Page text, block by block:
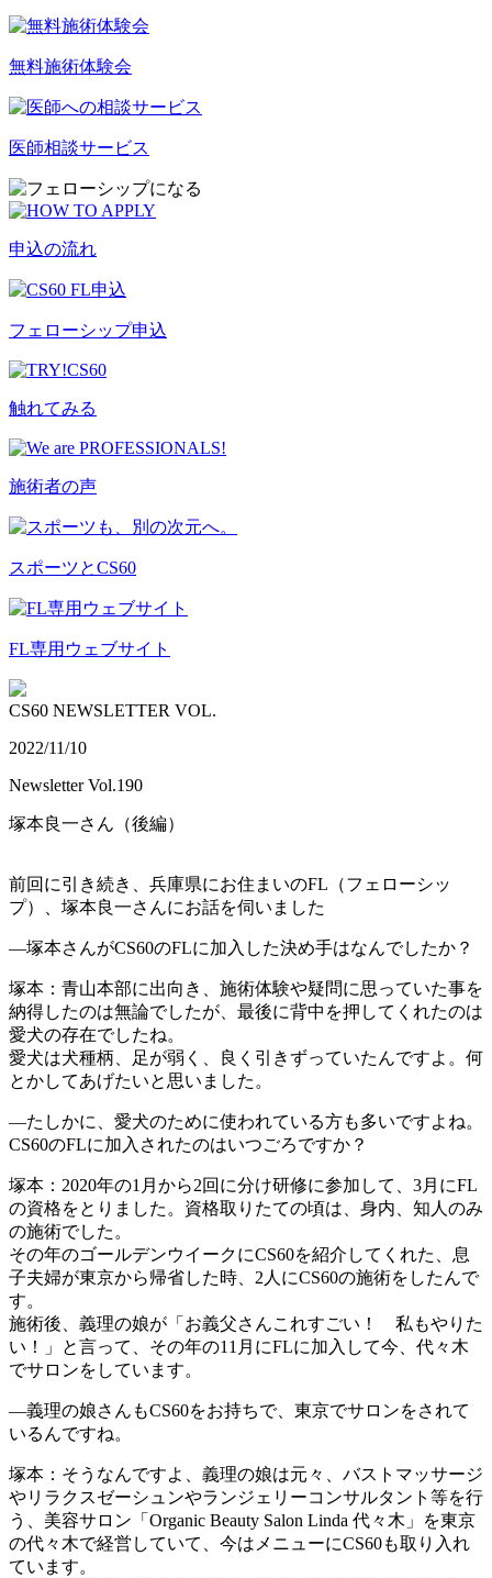
無料施術体験会
医師相談サービス
申込の流れ
フェローシップ申込
触れてみる
施術者の声
スポーツとCS60
FL専用ウェブサイト
CS60 NEWSLETTER VOL.
2022/11/10
Newsletter Vol.190
塚本良一さん（後編）
前回に引き続き、兵庫県にお住まいのFL（フェローシッ
プ）、塚本良一さんにお話を伺いました
―塚本さんがCS60のFLに加入した決め手はなんでしたか？
塚本：青山本部に出向き、施術体験や疑問に思っていた事を
納得したのは無論でしたが、最後に背中を押してくれたのは
愛犬の存在でしたね。
愛犬は犬種柄、足が弱く、良く引きずっていたんですよ。何
とかしてあげたいと思いました。
―たしかに、愛犬のために使われている方も多いですよね。
CS60のFLに加入されたのはいつごろですか？
塚本：2020年の1月から2回に分け研修に参加して、3月にFL
の資格をとりました。資格取りたての頃は、身内、知人のみ
の施術でした。
その年のゴールデンウイークにCS60を紹介してくれた、息
子夫婦が東京から帰省した時、2人にCS60の施術をしたんで
す。
施術後、義理の娘が「お義父さんこれすごい！ 私もやりた
い！」と言って、その年の11月にFLに加入して今、代々木
でサロンをしています。
―義理の娘さんもCS60をお持ちで、東京でサロンをされて
いるんですね。
塚本：そうなんですよ、義理の娘は元々、バストマッサージ
やリラクスゼーシュンやランジェリーコンサルタント等を行
う、美容サロン「Organic Beauty Salon Linda 代々木」を東京
の代々木で経営していて、今はメニューにCS60も取り入れ
ています。